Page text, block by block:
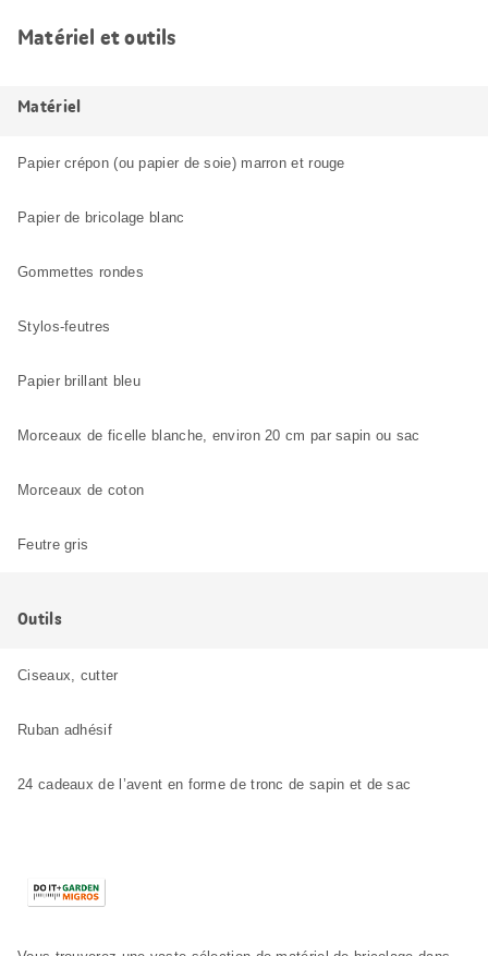
Matériel et outils
Matériel
Papier crépon (ou papier de soie) marron et rouge
Papier de bricolage blanc
Gommettes rondes
Stylos-feutres
Papier brillant bleu
Morceaux de ficelle blanche, environ 20 cm par sapin ou sac
Morceaux de coton
Feutre gris
Outils
Ciseaux, cutter
Ruban adhésif
24 cadeaux de l’avent en forme de tronc de sapin et de sac